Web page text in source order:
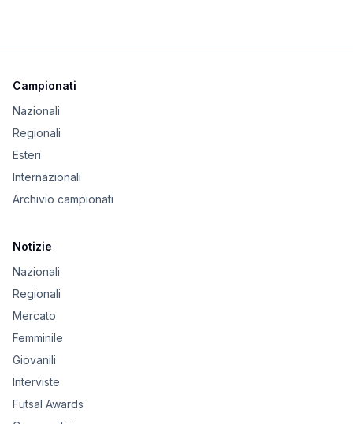
Campionati
Nazionali
Regionali
Esteri
Internazionali
Archivio campionati
Notizie
Nazionali
Regionali
Mercato
Femminile
Giovanili
Interviste
Futsal Awards